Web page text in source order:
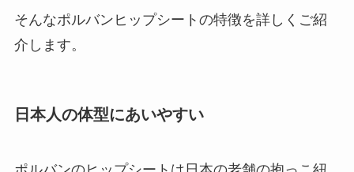
そんなポルバンヒップシートの特徴を詳しくご紹
介します。
日本人の体型にあいやすい